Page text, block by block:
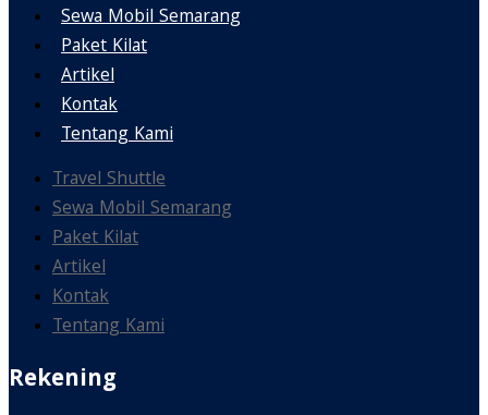
Sewa Mobil Semarang
Paket Kilat
Artikel
Kontak
Tentang Kami
Travel Shuttle
Sewa Mobil Semarang
Paket Kilat
Artikel
Kontak
Tentang Kami
Rekening